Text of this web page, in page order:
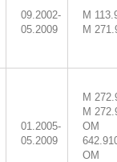
09.2002-
05.2009
M
M
01.2005-
05.2009
M
M
OM
OM